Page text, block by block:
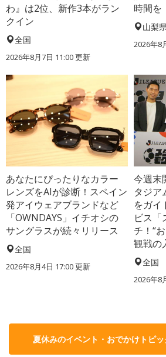
わ』は2位、新作3本がラン
クイン
全国
2026年8月7日 11:00更新
時間を
山梨
2026年8
あなたにぴったりなカラー
レンズをAIが診断！スペイン
発アイウェアブランドなど
「OWNDAYS」イチオシの
サングラスが続々リリース
全国
2026年8月4日 17:00更新
今週末
タジア
をガイ
ビス「
チ！“
観戦の
全国
2026年8
夏休みのイベント・おでかけトピ